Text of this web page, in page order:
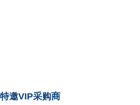
特邀VIP采购商